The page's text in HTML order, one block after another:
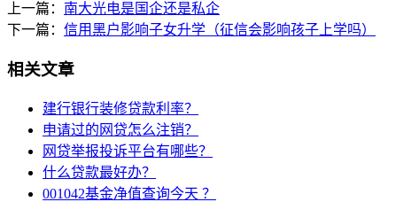
上一篇： 南大光电是国企还是私企
下一篇： 信用黑户影响子女升学（征信会影响孩子上学吗）
相关文章
建行银行装修贷款利率？
申请过的网贷怎么注销？
网贷举报投诉平台有哪些？
什么贷款最好办？
001042基金净值查询今天 ？